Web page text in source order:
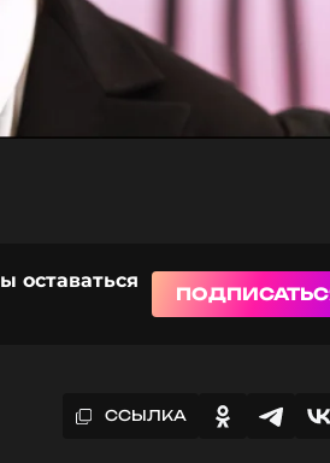
оставаться
ССЫЛКА